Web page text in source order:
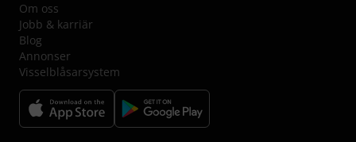
Om oss
Jobb & karriär
Blog
Annonser
Visselblåsarsystem